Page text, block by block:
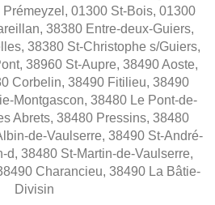
01300 St-Bois, 01300
38380 Entre-deux-Guiers,
38380 St-Christophe s/Guiers,
38960 St-Aupre, 38490 Aoste,
Corbelin, 38490 Fitilieu, 38490
Montgascon, 38480 Le Pont-de-
Abrets, 38480 Pressins, 38480
de-Vaulserre, 38490 St-André-
d, 38480 St-Martin-de-Vaulserre,
Charancieu, 38490 La Bâtie-
Divisin